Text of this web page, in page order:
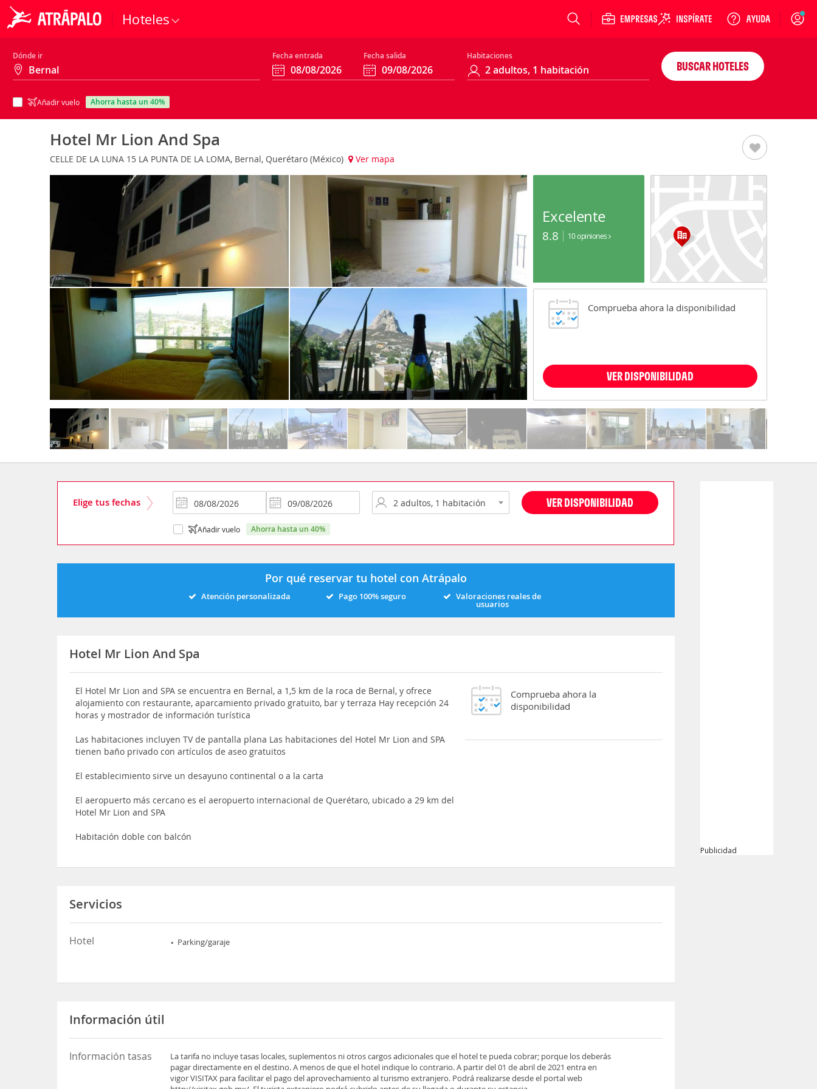
Hoteles Login
Dónde ir Fecha entrada Fecha salida Habitaciones
Añadir vuelo ahorra hasta un 40%
BUSCAR HOTELES
Hotel Mr Lion And Spa
CELLE DE LA LUNA 15 LA PUNTA DE LA LOMA, Bernal, Querétaro (México) Ver mapa
Excelente
8.8 10 opiniones
Comprueba ahora la disponibilidad
VER DISPONIBILIDAD
Elige tus fechas VER DISPONIBILIDAD
Añadir vuelo ahorra hasta un 40%
Por qué reservar tu hotel con Atrápalo
Atención personalizada Pago 100% seguro Valoraciones reales de
usuarios
Hotel Mr Lion And Spa
El Hotel Mr Lion and SPA se encuentra en Bernal, a 1,5 km de la roca de Bernal, y ofrece
alojamiento con restaurante, aparcamiento privado gratuito, bar y terraza Hay recepción 24
horas y mostrador de información turística
Las habitaciones incluyen TV de pantalla plana Las habitaciones del Hotel Mr Lion and SPA
tienen baño privado con artículos de aseo gratuitos
El establecimiento sirve un desayuno continental o a la carta
El aeropuerto más cercano es el aeropuerto internacional de Querétaro, ubicado a 29 km del
Hotel Mr Lion and SPA
Habitación doble con balcón
Comprueba ahora la
disponibilidad
Servicios
Hotel Parking/garaje
Información útil
Información tasas
La tarifa no incluye tasas locales, suplementos ni otros cargos adicionales que el hotel te pueda cobrar; porque los deberás
pagar directamente en el destino. A menos de que el hotel indique lo contrario. A partir del 01 de abril de 2021 entra en
vigor VISITAX para facilitar el pago del aprovechamiento al turismo extranjero. Podrá realizarse desde el portal web
Publicidad